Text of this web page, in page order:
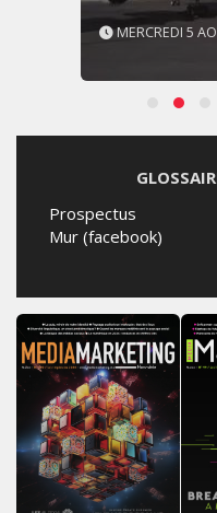
MERCREDI 5
Prospectus
Mur (facebook)